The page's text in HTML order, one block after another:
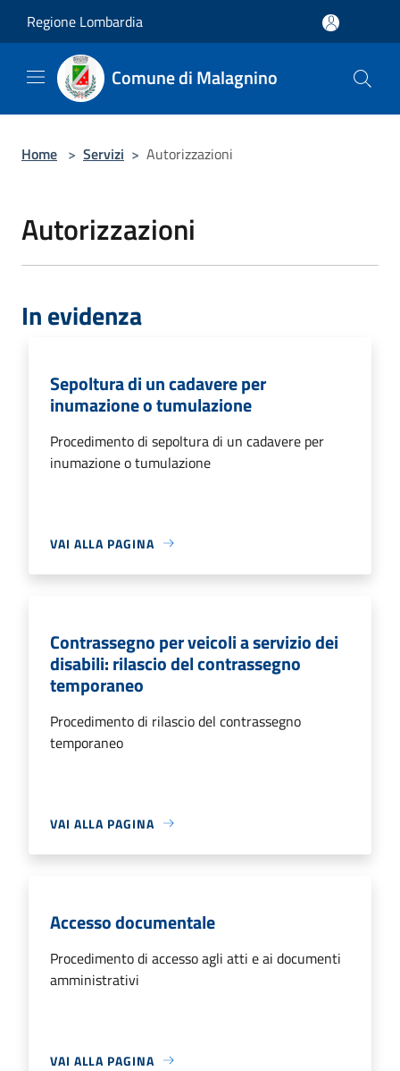
Regione Lombardia
Comune di Malagnino
Home > Servizi > Autorizzazioni
Autorizzazioni
In evidenza
Sepoltura di un cadavere per
inumazione o tumulazione
Procedimento di sepoltura di un cadavere per
inumazione o tumulazione
VAI ALLA PAGINA
Contrassegno per veicoli a servizio dei
disabili: rilascio del contrassegno
temporaneo
Procedimento di rilascio del contrassegno
temporaneo
VAI ALLA PAGINA
Accesso documentale
Procedimento di accesso agli atti e ai documenti
amministrativi
VAI ALLA PAGINA